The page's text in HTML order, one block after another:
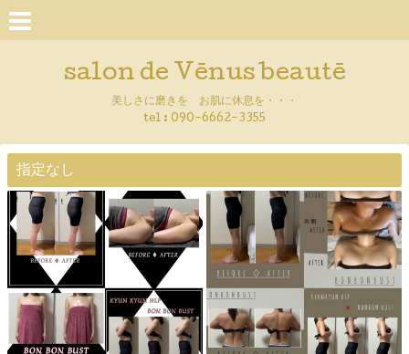
salon de Vēnus beautē
美しさに磨きを お肌に休息を・・・
tel : 090-6662-3355
指定なし